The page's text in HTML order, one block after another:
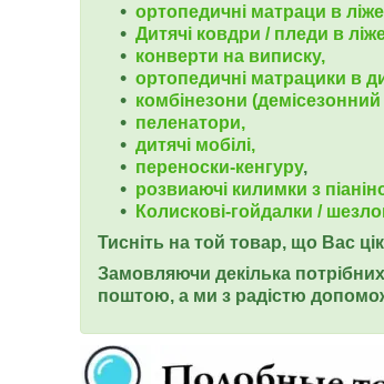
ортопедичні матраци в
Дитячі ковдри / пледи в
конверти на виписку,
ортопедичні матрацики в
комбінезони
пеленатори,
дитячі мобілі,
переноски-кенгуру,
розвиаючі килимки з
Колискові-гойдалки /
Тисніть на той товар, що Вас
Замовляючи декілька
поштою, а ми з радістю